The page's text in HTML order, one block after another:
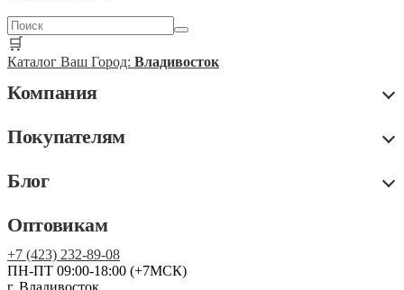
🛒
Каталог Ваш Город: Владивосток
Компания
Покупателям
Блог
Оптовикам
+7 (423) 232-89-08
ПН-ПТ 09:00-18:00 (+7МСК)
г. Владивосток